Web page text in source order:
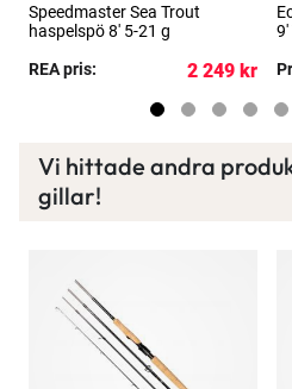
Speedmaster Sea Trout
haspelspö 8' 5-21 g
REA pris:
2 249 kr
9'
Vi hittade andra
gillar!